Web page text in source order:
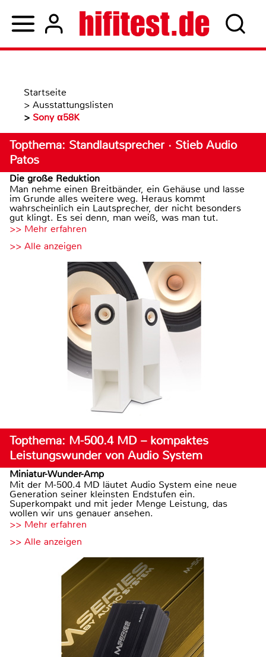
Startseite
> Ausstattungslisten
> Sony α58K
Topthema: Standlautsprecher · Stieb Audio
Patos
Die große Reduktion
Man nehme einen Breitbänder, ein Gehäuse und lasse
im Grunde alles weitere weg. Heraus kommt
wahrscheinlich ein Lautsprecher, der nicht besonders
gut klingt. Es sei denn, man weiß, was man tut.
>> Mehr erfahren
>> Alle anzeigen
Topthema: M-500.4 MD – kompaktes
Leistungswunder von Audio System
Miniatur-Wunder-Amp
Mit der M-500.4 MD läutet Audio System eine neue
Generation seiner kleinsten Endstufen ein.
Superkompakt und mit jeder Menge Leistung, das
wollen wir uns genauer ansehen.
>> Mehr erfahren
>> Alle anzeigen